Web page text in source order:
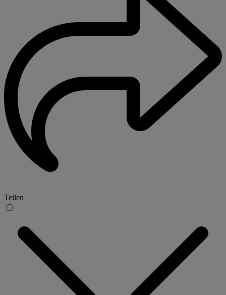
Teilen